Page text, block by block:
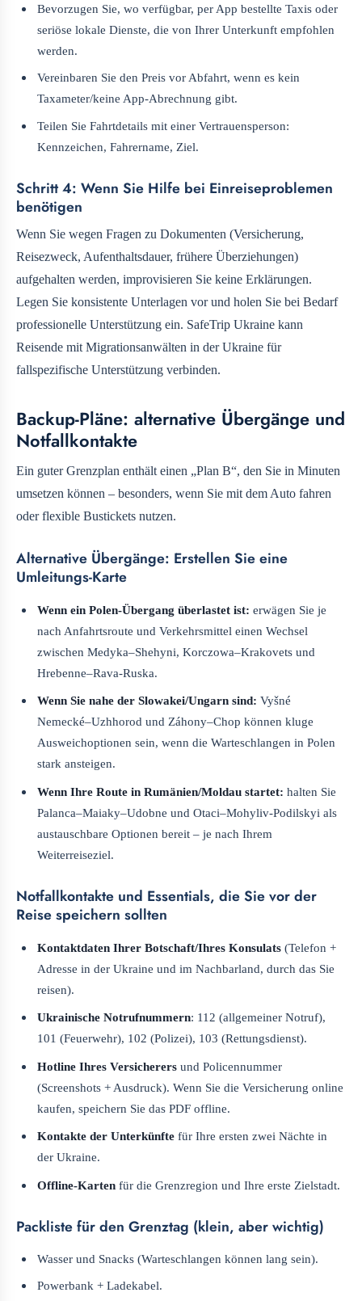
Bevorzugen Sie, wo verfügbar, per App bestellte Taxis oder
seriöse lokale Dienste, die von Ihrer Unterkunft empfohlen
werden.
Vereinbaren Sie den Preis vor Abfahrt, wenn es kein
Taxameter/keine App-Abrechnung gibt.
Teilen Sie Fahrtdetails mit einer Vertrauensperson:
Kennzeichen, Fahrername, Ziel.
Schritt 4: Wenn Sie Hilfe bei Einreiseproblemen
benötigen
Wenn Sie wegen Fragen zu Dokumenten (Versicherung,
Reisezweck, Aufenthaltsdauer, frühere Überziehungen)
aufgehalten werden, improvisieren Sie keine Erklärungen.
Legen Sie konsistente Unterlagen vor und holen Sie bei Bedarf
professionelle Unterstützung ein. SafeTrip Ukraine kann
Reisende mit Migrationsanwälten in der Ukraine für
fallspezifische Unterstützung verbinden.
Backup-Pläne: alternative Übergänge und
Notfallkontakte
Ein guter Grenzplan enthält einen „Plan B“, den Sie in Minuten
umsetzen können – besonders, wenn Sie mit dem Auto fahren
oder flexible Bustickets nutzen.
Alternative Übergänge: Erstellen Sie eine
Umleitungs-Karte
Wenn ein Polen-Übergang überlastet ist: erwägen Sie je
nach Anfahrtsroute und Verkehrsmittel einen Wechsel
zwischen Medyka–Shehyni, Korczowa–Krakovets und
Hrebenne–Rava-Ruska.
Wenn Sie nahe der Slowakei/Ungarn sind: Vyšné
Nemecké–Uzhhorod und Záhony–Chop können kluge
Ausweichoptionen sein, wenn die Warteschlangen in Polen
stark ansteigen.
Wenn Ihre Route in Rumänien/Moldau startet: halten Sie
Palanca–Maiaky–Udobne und Otaci–Mohyliv-Podilskyi als
austauschbare Optionen bereit – je nach Ihrem
Weiterreiseziel.
Notfallkontakte und Essentials, die Sie vor der
Reise speichern sollten
Kontaktdaten Ihrer Botschaft/Ihres Konsulats (Telefon +
Adresse in der Ukraine und im Nachbarland, durch das Sie
reisen).
Ukrainische Notrufnummern: 112 (allgemeiner Notruf),
101 (Feuerwehr), 102 (Polizei), 103 (Rettungsdienst).
Hotline Ihres Versicherers und Policennummer
(Screenshots + Ausdruck). Wenn Sie die Versicherung online
kaufen, speichern Sie das PDF offline.
Kontakte der Unterkünfte für Ihre ersten zwei Nächte in
der Ukraine.
Offline-Karten für die Grenzregion und Ihre erste Zielstadt.
Packliste für den Grenztag (klein, aber wichtig)
Wasser und Snacks (Warteschlangen können lang sein).
Powerbank + Ladekabel.